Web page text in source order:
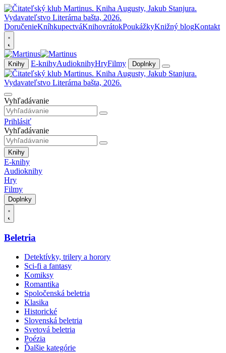
DoručenieKníhkupectváKnihovrátokPoukážkyKnižný blogKontakt
Knihy E-knihyAudioknihyHryFilmy Doplnky
Vyhľadávanie
Prihlásiť
Vyhľadávanie
Knihy
E-knihy
Audioknihy
Hry
Filmy
Doplnky
Beletria
Detektívky, trilery a horory
Sci-fi a fantasy
Komiksy
Romantika
Spoločenská beletria
Klasika
Historické
Slovenská beletria
Svetová beletria
Poézia
Ďalšie kategórie